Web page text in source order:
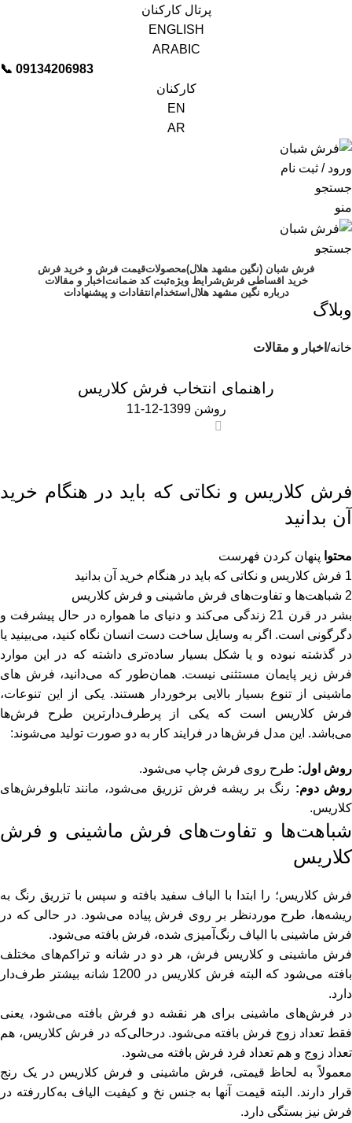
پرتال کارکنان
ENGLISH
ARABIC
📞︁ 09134206983
کارکنان
EN
AR
ورود / ثبت نام
جستجو
منو
جستجو
فرش شبان (نگین مشهد هلال)محصولاتقیمت فرش و خرید فرش
خرید اقساطی فرششرایط ویژهثبت کد ضمانتاخبار و مقالات
درباره نگین مشهد هلالاستخدامانتقادات و پیشنهادات
وبلاگ
خانه اخبار و مقالات
راهنمای انتخاب فرش کلاریس
روشن 1399-12-11
فرش کلاریس و نکاتی که باید در هنگام خرید
آن بدانید
محتوا پنهان کردن فهرست
1 فرش کلاریس و نکاتی که باید در هنگام خرید آن بدانید
2 شباهت‌ها و تفاوت‌های فرش ماشینی و فرش کلاریس
بشر در قرن 21 زندگی می‌کند و دنیای ما همواره در حال پیشرفت و
دگرگونی است. اگر به وسایل ساخت دست انسان نگاه کنید، می‌بینید یا
در گذشته نبوده و یا شکل بسیار ساده‌تری داشته که در این موارد
فرش زیر پایمان مستثنی نیست. همان‌طور که می‌دانید، فرش های
ماشینی از تنوع بسیار بالایی برخوردار هستند. یکی از این تنوعات،
فرش کلاریس است که یکی از پرطرف‌دارترین طرح فرش‌ها
می‌باشد. این مدل فرش‌ها در فرایند کار به دو صورت تولید می‌شوند:
روش اول: طرح روی فرش چاپ می‌شود.
روش دوم: رنگ بر ریشه فرش تزریق می‌شود، مانند تابلوفرش‌های
کلاریس.
شباهت‌ها و تفاوت‌های فرش ماشینی و فرش
کلاریس
فرش کلاریس؛ را ابتدا با الیاف سفید بافته و سپس با تزریق رنگ به
ریشه‌ها، طرح موردنظر بر روی فرش پیاده می‌شود. در حالی که در
فرش ماشینی با الیاف رنگ‌آمیزی شده، فرش بافته می‌شود.
فرش ماشینی و کلاریس فرش، هر دو در شانه و تراکم‌های مختلف
بافته می‌شود که البته فرش کلاریس در 1200 شانه بیشتر طرف‌دار
دارد.
در فرش‌های ماشینی برای هر نقشه دو فرش بافته می‌شود، یعنی
فقط تعداد زوج فرش بافته می‌شود. درحالی‌که در فرش کلاریس، هم
تعداد زوج و هم تعداد فرد فرش بافته می‌شود.
معمولاً به لحاظ قیمتی، فرش ماشینی و فرش کلاریس در یک رنج
قرار دارند. البته قیمت آنها به جنس نخ و کیفیت الیاف به‌کاررفته در
فرش نیز بستگی دارد.